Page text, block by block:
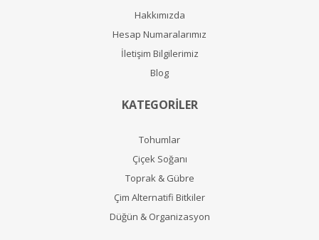
Hakkımızda
Hesap Numaralarımız
İletişim Bilgilerimiz
Blog
KATEGORİLER
Tohumlar
Çiçek Soğanı
Toprak & Gübre
Çim Alternatifi Bitkiler
Düğün & Organizasyon